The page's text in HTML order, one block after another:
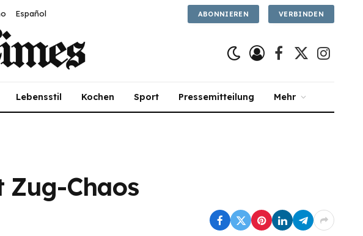
Español ABONNIEREN VERBINDEN
Facebook
X
Lebensstil Kochen Sport Pressemitteilung Mehr
Zug-Chaos